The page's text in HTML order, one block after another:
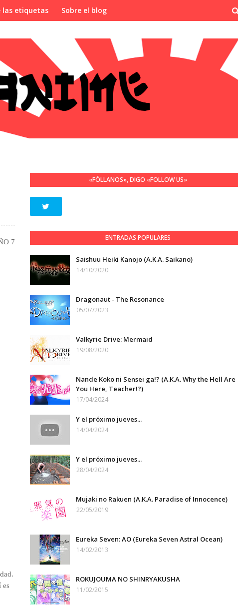
las etiquetas Sobre el blog
7
es
«FÓLLANOS», DIGO «FOLLOW US»
ENTRADAS POPULARES
Saishuu Heiki Kanojo (A.K.A. Saikano)
14/10/2020
Dragonaut - The Resonance
05/07/2023
Valkyrie Drive: Mermaid
19/08/2020
Nande Koko ni Sensei ga!? (A.K.A. Why the Hell Are
You Here, Teacher!?)
17/04/2024
Y el próximo jueves...
14/04/2024
Y el próximo jueves...
28/04/2024
Mujaki no Rakuen (A.K.A. Paradise of Innocence)
22/05/2019
Eureka Seven: AO (Eureka Seven Astral Ocean)
14/02/2013
ROKUJOUMA NO SHINRYAKUSHA
11/02/2015